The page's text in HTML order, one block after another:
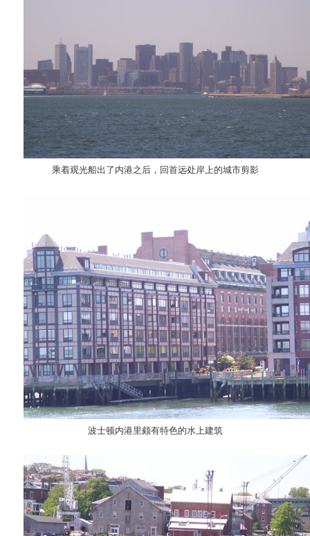
乘着观光船出了内港之后，回首远处岸上的城市剪影
波士顿内港里颇有特色的水上建筑